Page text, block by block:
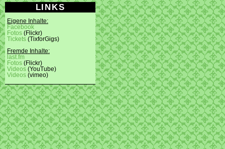
LINKS
Eigene Inhalte:
Facebook
Fotos (Flickr)
Tickets (TixforGigs)
Fremde Inhalte:
last.fm
Fotos (Flickr)
Videos (YouTube)
Videos (vimeo)